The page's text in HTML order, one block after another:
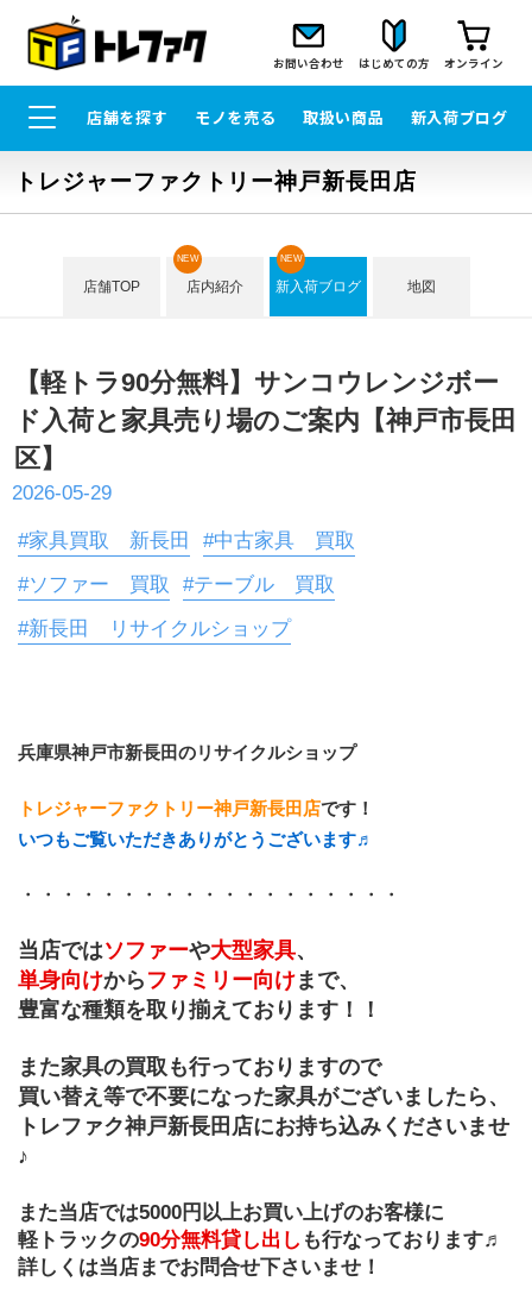
お問い合わせ はじめての方 オンライン
店舗を探す モノを売る 取扱い商品 新入荷ブログ
トレジャーファクトリー神戸新長田店
店舗TOP 店内紹介
NEW
新入荷ブログ
NEW
地図
【軽トラ90分無料】サンコウレンジボー
ド入荷と家具売り場のご案内【神戸市長田
区】
2026-05-29
#家具買取 新長田
#中古家具 買取
#ソファー 買取
#テーブル 買取
#新長田 リサイクルショップ
兵庫県神戸市新長田のリサイクルショップ
トレジャーファクトリー神戸新長田店です！
いつもご覧いただきありがとうございます♬
・・・・・・・・・・・・・・・・・・・
当店ではソファーや大型家具、
単身向けから ファミリー向けまで、
豊富な種類を取り揃えております！！
また家具の買取も行っておりますので
買い替え等で不要になった家具がございましたら、
トレファク神戸新長田店にお持ち込みくださいませ
♪
また当店では5000円以上お買い上げのお客様に
軽トラックの90分無料貸し出し も行なっております♬
詳しくは当店までお問合せ下さいませ！